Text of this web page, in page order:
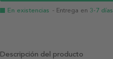
En existencias - Entrega en 3-7 días
Descripción del producto